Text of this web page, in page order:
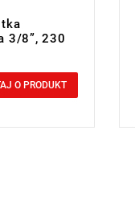
3/8”, 230
O PRODUKT